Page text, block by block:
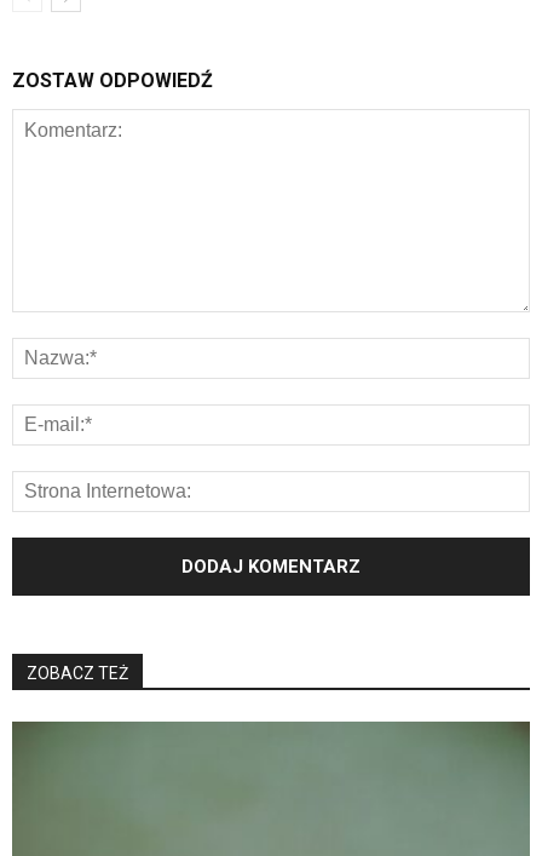
ZOSTAW ODPOWIEDŹ
ZOBACZ TEŻ